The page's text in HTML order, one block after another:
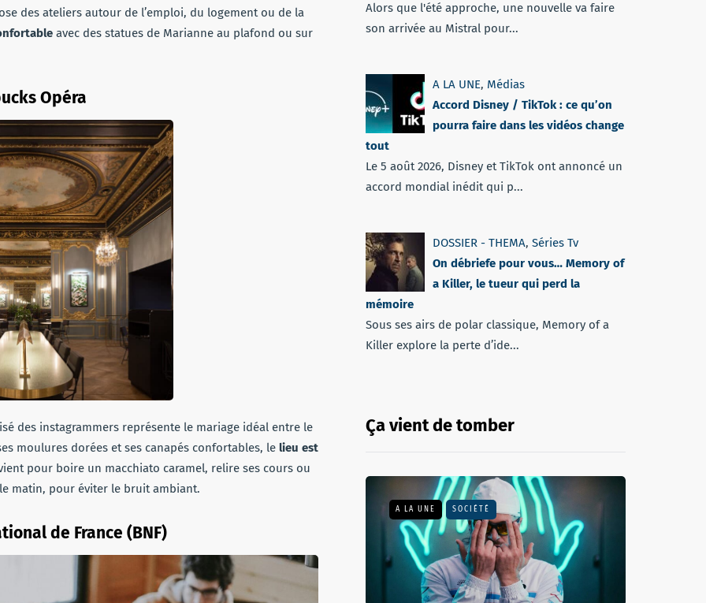
des ateliers autour de l’emploi, du logement ou de la
avec des statues de Marianne au plafond ou sur
Opéra
des instagrammers représente le mariage idéal entre le
moulures dorées et ses canapés confortables, le lieu est
pour boire un macchiato caramel, relire ses cours ou
matin, pour éviter le bruit ambiant.
de France (BNF)
Alors que l'été approche, une nouvelle va faire
son arrivée au Mistral pour...
A LA UNE, Médias
Accord Disney / TikTok : ce qu’on
pourra faire dans les vidéos change
tout
Le 5 août 2026, Disney et TikTok ont annoncé un
accord mondial inédit qui p...
DOSSIER - THEMA, Séries Tv
On débriefe pour vous… Memory of
a Killer, le tueur qui perd la
mémoire
Sous ses airs de polar classique, Memory of a
Killer explore la perte d’ide...
Ça vient de tomber
A LA UNE SOCIÉTÉ